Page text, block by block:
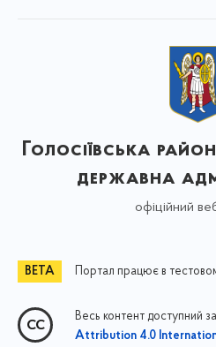
Голосіївська
державна
офіційний
Портал працює в
Весь контент доступний
Attribution 4.0